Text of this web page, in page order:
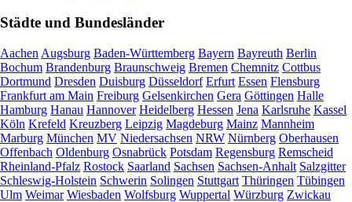
Städte und Bundesländer
Aachen Augsburg Baden-Württemberg Bayern Bayreuth Berlin
Bochum Brandenburg Braunschweig Bremen Chemnitz Cottbus
Dortmund Dresden Duisburg Düsseldorf Erfurt Essen Flensburg
Frankfurt am Main Freiburg Gelsenkirchen Gera Göttingen Halle
Hamburg Hanau Hannover Heidelberg Hessen Jena Karlsruhe Kassel
Köln Krefeld Kreuzberg Leipzig Magdeburg Mainz Mannheim
Marburg München MV Niedersachsen NRW Nürnberg Oberhausen
Offenbach Oldenburg Osnabrück Potsdam Regensburg Remscheid
Rheinland-Pfalz Rostock Saarland Sachsen Sachsen-Anhalt Salzgitter
Schleswig-Holstein Schwerin Solingen Stuttgart Thüringen Tübingen
Ulm Weimar Wiesbaden Wolfsburg Wuppertal Würzburg Zwickau